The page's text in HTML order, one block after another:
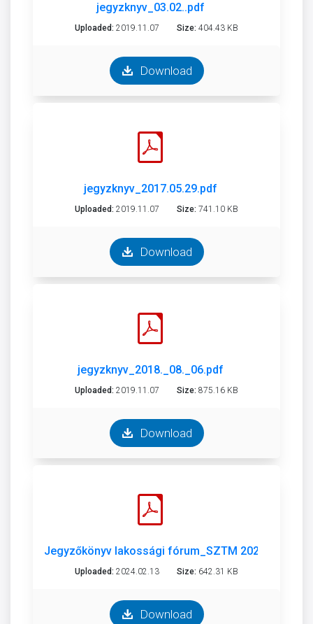
jegyzknyv_03.02..pdf
Uploaded: 2019.11.07 Size: 404.43 KB
Download
jegyzknyv_2017.05.29.pdf
Uploaded: 2019.11.07 Size: 741.10 KB
Download
jegyzknyv_2018._08._06.pdf
Uploaded: 2019.11.07 Size: 875.16 KB
Download
Jegyzőkönyv lakossági fórum_SZTM 2023-
Uploaded: 2024.02.13 Size: 642.31 KB
Download